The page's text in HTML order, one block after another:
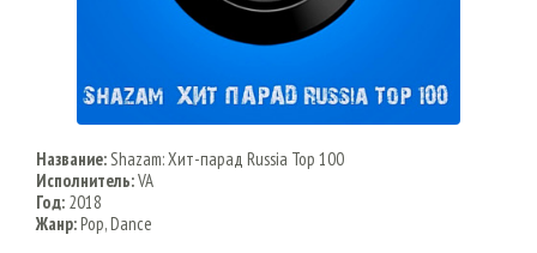
Название: Shazam: Хит-парад Russia Top 100
Исполнитель:VA
Год: 2018
Жанр:Pop, Dance